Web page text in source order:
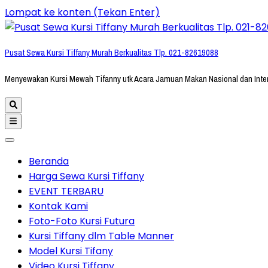
Lompat ke konten (Tekan Enter)
Pusat Sewa Kursi Tiffany Murah Berkualitas Tlp. 021-82619088
Menyewakan Kursi Mewah Tifanny utk Acara Jamuan Makan Nasional dan
Beranda
Harga Sewa Kursi Tiffany
EVENT TERBARU
Kontak Kami
Foto-Foto Kursi Futura
Kursi Tiffany dlm Table Manner
Model Kursi Tifany